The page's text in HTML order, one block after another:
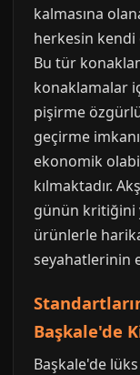
kalmasına
herkesin kendi
Bu tür
konaklamalar
pişirme
geçirme
ekonomik
kılmaktadır.
günün kritiğini
ürünlerle
seyahatlerinin
Başkale'de
Başkale'de